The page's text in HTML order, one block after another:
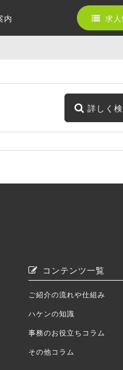
内 求
詳しく
コンテンツ一覧
ご紹介の流れや仕組み
ハケンの知識
事務のお役立ちコラム
その他コラム